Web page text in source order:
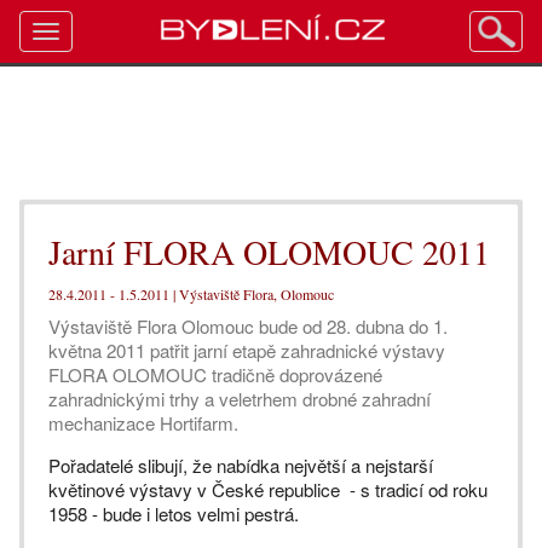
Jarní FLORA OLOMOUC 2011
28.4.2011 - 1.5.2011 | Výstaviště Flora, Olomouc
Výstaviště Flora Olomouc bude od 28. dubna do 1.
května 2011 patřit jarní etapě zahradnické výstavy
FLORA OLOMOUC tradičně doprovázené
zahradnickými trhy a veletrhem drobné zahradní
mechanizace Hortifarm.
Pořadatelé slibují, že nabídka největší a nejstarší
květinové výstavy v České republice - s tradicí od roku
1958 - bude i letos velmi pestrá.
Toggle
navigation